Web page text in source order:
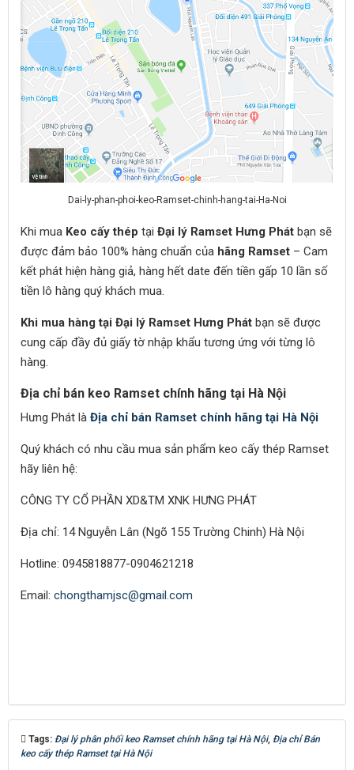
Dai-ly-phan-phoi-keo-Ramset-chinh-hang-tai-Ha-Noi
Khi mua Keo cấy thép tại Đại lý Ramset Hưng Phát bạn sẽ
được đảm bảo 100% hàng chuẩn của hãng Ramset – Cam
kết phát hiện hàng giả, hàng hết date đến tiền gấp 10 lần số
tiền lô hàng quý khách mua.
Khi mua hàng tại Đại lý Ramset Hưng Phát bạn sẽ được
cung cấp đầy đủ giấy tờ nhập khẩu tương ứng với từng lô
hàng.
Địa chỉ bán keo Ramset chính hãng tại Hà Nội
Hưng Phát là Địa chỉ bán Ramset chính hãng tại Hà Nội
Quý khách có nhu cầu mua sản phẩm keo cấy thép Ramset
hãy liên hệ:
CÔNG TY CỔ PHẦN XD&TM XNK HƯNG PHÁT
Địa chỉ: 14 Nguyễn Lân (Ngõ 155 Trường Chinh) Hà Nội
Hotline: 0945818877-0904621218
Email: chongthamjsc@gmail.com
Tags: Đại lý phân phối keo Ramset chính hãng tại Hà Nội, Địa chỉ Bán
keo cấy thép Ramset tại Hà Nội